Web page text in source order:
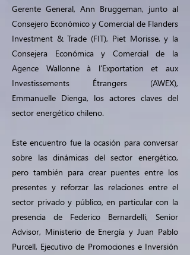
Gerente General, Ann Bruggeman, junto al
Consejero Económico y Comercial de Flanders
Investment & Trade (FIT), Piet Morisse, y la
Consejera Económica y Comercial de la
Agence Wallonne à l'Exportation et aux
Investissements Étrangers (AWEX),
Emmanuelle Dienga, los actores claves del
sector energético chileno.
Este encuentro fue la ocasión para conversar
sobre las dinámicas del sector energético,
pero también para crear puentes entre los
presentes y reforzar las relaciones entre el
sector privado y público, en particular con la
presencia de Federico Bernardelli, Senior
Advisor, Ministerio de Energía y Juan Pablo
Purcell, Ejecutivo de Promociones e Inversión